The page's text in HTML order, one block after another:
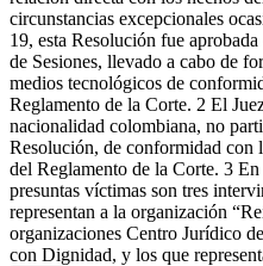
circunstancias excepcionales
19, esta Resolución fue
de Sesiones, llevado a cabo de
medios tecnológicos de
Reglamento de la Corte. 2 El
nacionalidad colombiana, no
Resolución, de conformidad con
del Reglamento de la Corte. 3 En
presuntas víctimas son tres
representan a la organización
organizaciones Centro Jurídico
con Dignidad, y los que